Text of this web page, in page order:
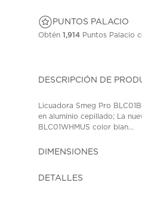
PUNTOS PALACIO
Obtén1,914 Puntos Palacio
DESCRIPCIÓN DE
Licuadora Smeg Pro
en aluminio cepillado; La
BLC01WHMUS color blan...
DIMENSIONES
DETALLES